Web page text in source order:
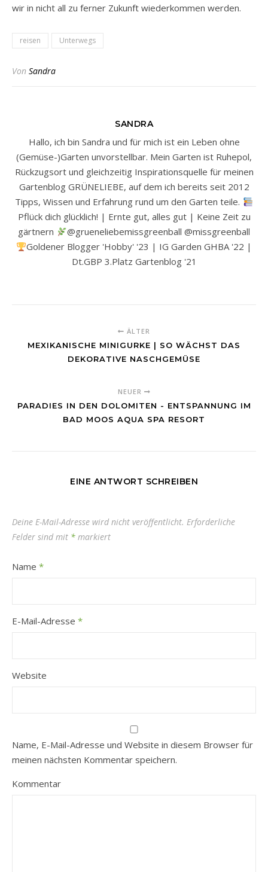
wir in nicht all zu ferner Zukunft wiederkommen werden.
reisen Unterwegs
Von Sandra
SANDRA
Hallo, ich bin Sandra und für mich ist ein Leben ohne
(Gemüse-)Garten unvorstellbar. Mein Garten ist Ruhepol,
Rückzugsort und gleichzeitig Inspirationsquelle für meinen
Gartenblog GRÜNELIEBE, auf dem ich bereits seit 2012
Tipps, Wissen und Erfahrung rund um den Garten teile.
Pflück dich glücklich! | Ernte gut, alles gut | Keine Zeit zu
gärtnern
@grueneliebemissgreenball @missgreenball
Goldener Blogger 'Hobby' '23 | IG Garden GHBA '22 |
Dt.GBP 3.Platz Gartenblog '21
ÄLTER
MEXIKANISCHE MINIGURKE | SO WÄCHST DAS
DEKORATIVE NASCHGEMÜSE
NEUER
PARADIES IN DEN DOLOMITEN - ENTSPANNUNG IM
BAD MOOS AQUA SPA RESORT
EINE ANTWORT SCHREIBEN
Deine E-Mail-Adresse wird nicht veröffentlicht. Erforderliche
Felder sind mit * markiert
Name *
E-Mail-Adresse *
Website
Name, E-Mail-Adresse und Website in diesem Browser für
meinen nächsten Kommentar speichern.
Kommentar